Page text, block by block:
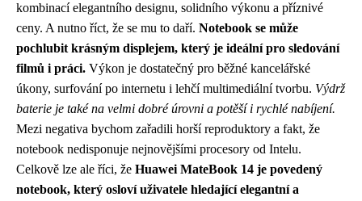
kombinací elegantního designu, solidního výkonu a příznivé
ceny. A nutno říct, že se mu to daří. Notebook se může
pochlubit krásným displejem, který je ideální pro sledování
filmů i práci. Výkon je dostatečný pro běžné kancelářské
úkony, surfování po internetu i lehčí multimediální tvorbu. Výdrž
baterie je také na velmi dobré úrovni a potěší i rychlé nabíjení.
Mezi negativa bychom zařadili horší reproduktory a fakt, že
notebook nedisponuje nejnovějšími procesory od Intelu.
Celkově lze ale říci, že Huawei MateBook 14 je povedený
notebook, který osloví uživatele hledající elegantní a